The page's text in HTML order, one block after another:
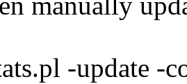
-update -